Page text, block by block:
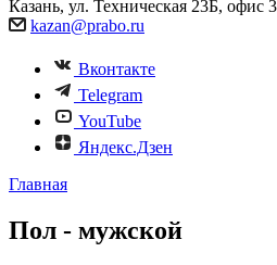
Казань, ул. Техническая 23Б, офис
kazan@prabo.ru
Вконтакте
Telegram
YouTube
Яндекс.Дзен
Главная
Пол - мужской